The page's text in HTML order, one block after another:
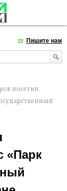
Пишите нам
посетил
«Парк